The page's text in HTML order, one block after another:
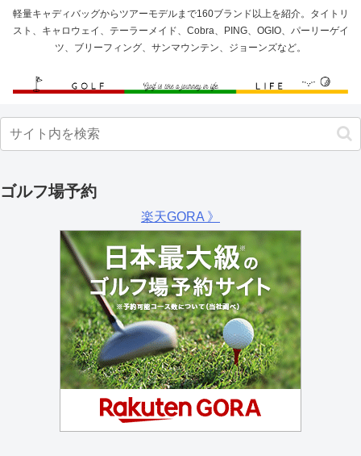
軽量キャディバッグからツアーモデルまで160ブランド以上を紹介。タイトリ
スト、キャロウェイ、テーラーメイド、Cobra、PING、OGIO、パーリーゲイ
ツ、ブリーフィング、サンマウンテン、ジョーンズなど。
ゴルフ場予約
楽天GORA 》